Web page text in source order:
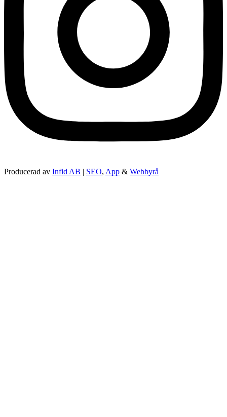
Producerad av Infid AB | SEO, App & Webbyrå